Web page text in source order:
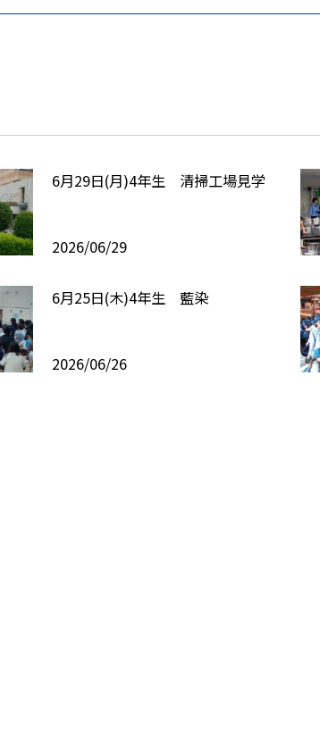
6月29日(月)4年生 清掃工場見学
2026/06/29
6月25日(木)4年生 藍染
2026/06/26